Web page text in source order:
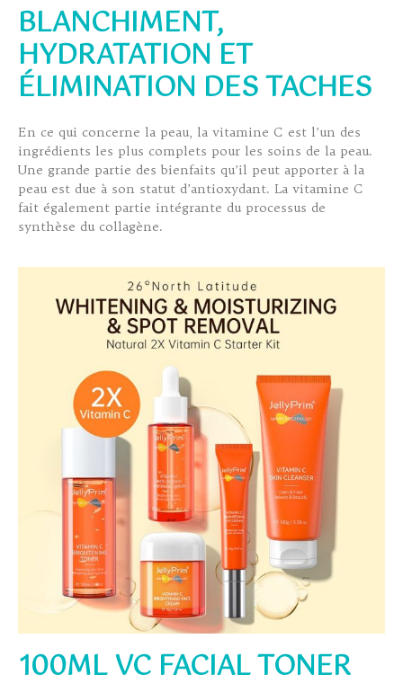
BLANCHIMENT,
HYDRATATION ET
ÉLIMINATION DES TACHES
En ce qui concerne la peau, la vitamine C est l’un des
ingrédients les plus complets pour les soins de la peau.
Une grande partie des bienfaits qu’il peut apporter à la
peau est due à son statut d’antioxydant. La vitamine C
fait également partie intégrante du processus de
synthèse du collagène.
100ML VC FACIAL TONER